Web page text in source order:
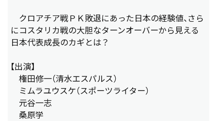
クロアチア戦ＰＫ敗退にあった日本の経験値、さら
にコスタリカ戦の大胆なターンオーバーから見える
日本代表成長のカギとは？
【出演】
権田修一（清水エスパルス）
ミムラユウスケ（スポーツライター）
元谷一志
桑原学